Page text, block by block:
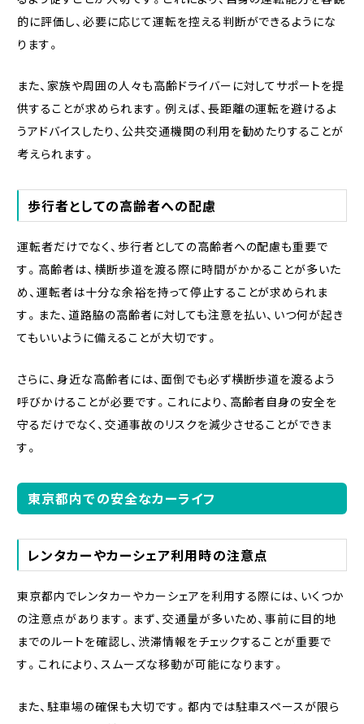
的に評価し、必要に応じて運転を控える判断ができるようにな
ります。
また、家族や周囲の人々も高齢ドライバーに対してサポートを提
供することが求められます。例えば、長距離の運転を避けるよ
うアドバイスしたり、公共交通機関の利用を勧めたりすることが
考えられます。
歩行者としての高齢者への配慮
運転者だけでなく、歩行者としての高齢者への配慮も重要で
す。高齢者は、横断歩道を渡る際に時間がかかることが多いた
め、運転者は十分な余裕を持って停止することが求められま
す。また、道路脇の高齢者に対しても注意を払い、いつ何が起き
てもいいように備えることが大切です。
さらに、身近な高齢者には、面倒でも必ず横断歩道を渡るよう
呼びかけることが必要です。これにより、高齢者自身の安全を
守るだけでなく、交通事故のリスクを減少させることができま
す。
東京都内での安全なカーライフ
レンタカーやカーシェア利用時の注意点
東京都内でレンタカーやカーシェアを利用する際には、いくつか
の注意点があります。まず、交通量が多いため、事前に目的地
までのルートを確認し、渋滞情報をチェックすることが重要で
す。これにより、スムーズな移動が可能になります。
また、駐車場の確保も大切です。都内では駐車スペースが限ら